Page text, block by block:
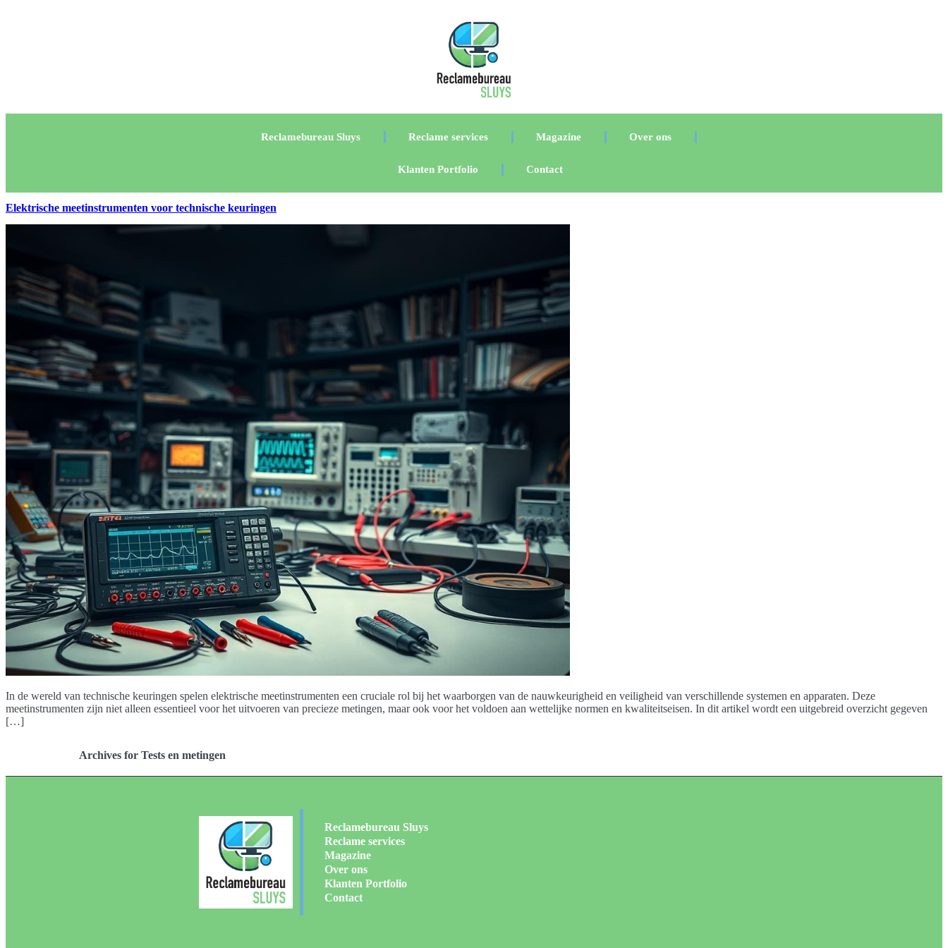
Reclamebureau Sluys Reclame services Magazine Over ons
Klanten Portfolio Contact
Elektrische meetinstrumenten voor technische keuringen
In de wereld van technische keuringen spelen elektrische meetinstrumenten een cruciale rol bij het waarborgen van de nauwkeurigheid en veiligheid van verschillende systemen en apparaten. Deze
meetinstrumenten zijn niet alleen essentieel voor het uitvoeren van precieze metingen, maar ook voor het voldoen aan wettelijke normen en kwaliteitseisen. In dit artikel wordt een uitgebreid overzicht gegeven
[…]
Archives for Tests en metingen
Reclamebureau Sluys
Reclame services
Magazine
Over ons
Klanten Portfolio
Contact